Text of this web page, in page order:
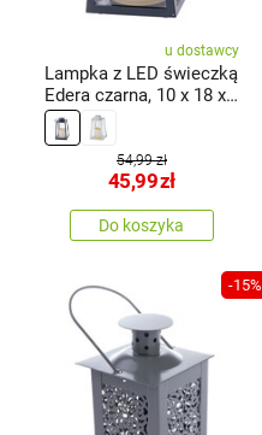
u dostawcy
Lampka z LED świeczką
Edera czarna, 10 x 18 x
10cm, plastik, patyna
54,99 zł
45,99zł
Do koszyka
-15%